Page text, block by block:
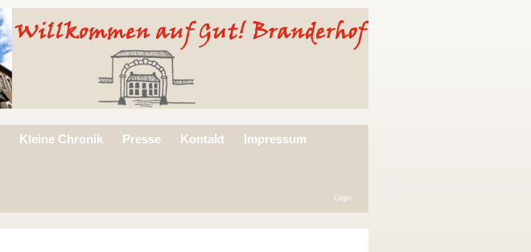
Kleine Chronik Presse Kontakt Impressum
Login